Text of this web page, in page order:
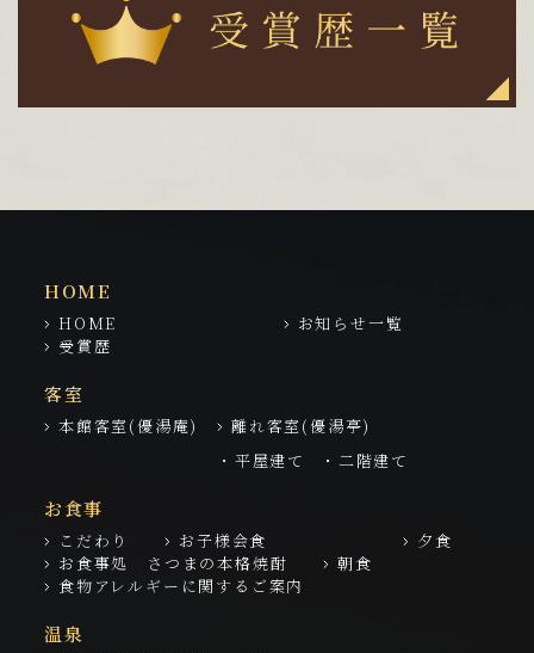
HOME
HOME
お知らせ一覧
受賞歴
客室
本館客室(優湯庵)
離れ客室(優湯亭)
・平屋建て
・二階建て
お食事
こだわり お子様会食
夕食
お食事処 さつまの本格焼酎
朝食
食物アレルギーに関するご案内
温泉